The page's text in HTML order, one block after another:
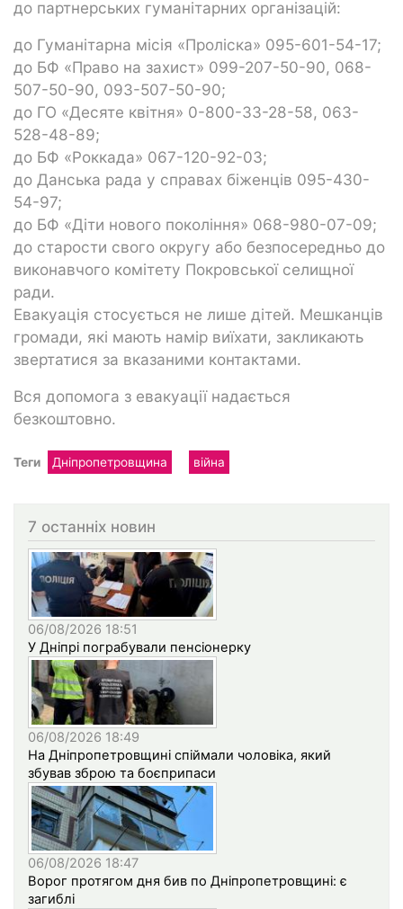
до партнерських гуманітарних організацій:
дo Гуманітарна місія «Проліска» 095-601-54-17;
дo БФ «Право на захист» 099-207-50-90, 068-
507-50-90, 093-507-50-90;
дo ГО «Десяте квітня» 0-800-33-28-58, 063-
528-48-89;
дo БФ «Роккада» 067-120-92-03;
дo Данська рада у справах біженців 095-430-
54-97;
дo БФ «Діти нового покоління» 068-980-07-09;
до старости свого округу або безпосередньо до
виконавчого комітету Покровської селищної
ради.
Евакуація стосується не лише дітей. Мешканців
громади, які мають намір виїхати, закликають
звертатися за вказаними контактами.
Вся допомога з евакуації надається
безкоштовно.
Теги Дніпропетровщина війна
7 останніх новин
06/08/2026 18:51
У Дніпрі пограбували пенсіонерку
06/08/2026 18:49
На Дніпропетровщині спіймали чоловіка, який
збував зброю та боєприпаси
06/08/2026 18:47
Ворог протягом дня бив по Дніпропетровщині: є
загиблі